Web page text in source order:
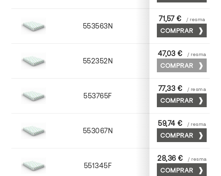
553563N 63 x 88
71,57 € / resma
COMPRAR
552352N 52 x 70
47,03 € / resma
COMPRAR
553765F 65 x 90
77,33 € / resma
COMPRAR
553067N 65 x 90
59,74 € / resma
COMPRAR
551345F 45 x 64
28,36 € / resma
COMPRAR